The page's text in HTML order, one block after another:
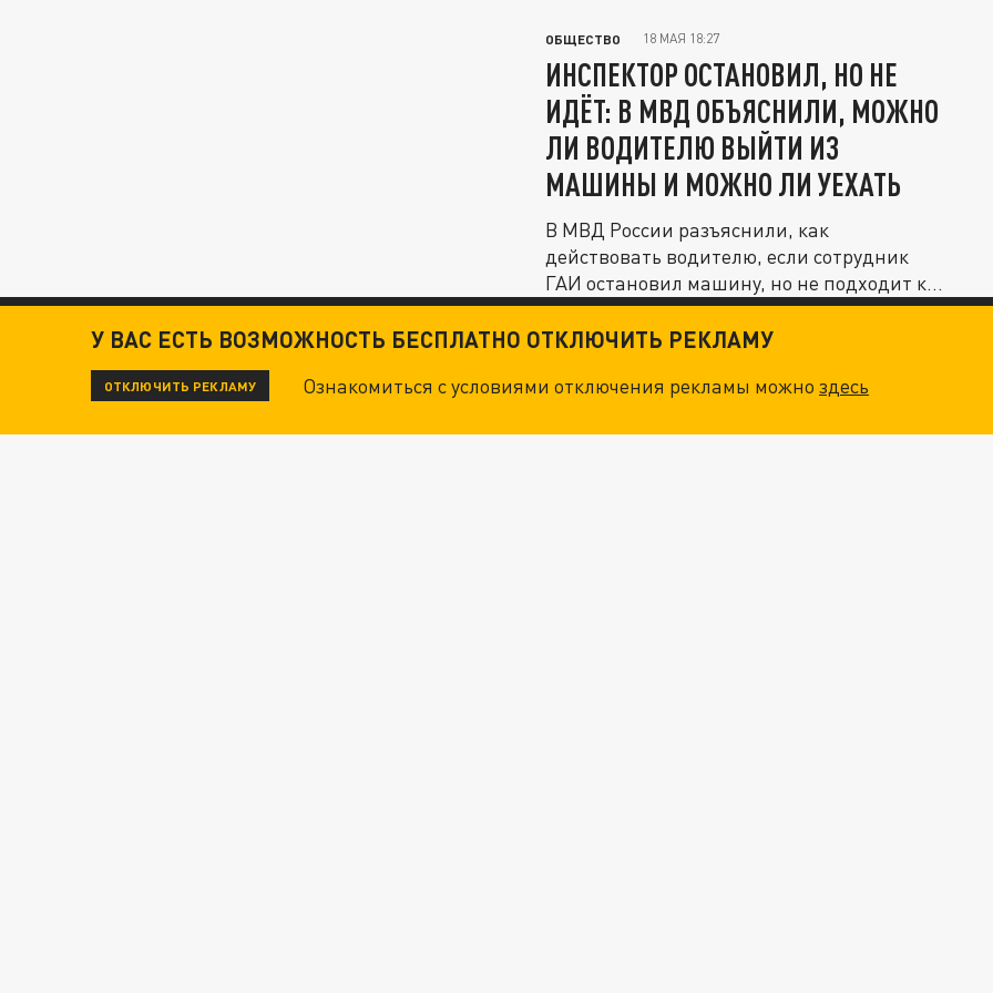
ОБЩЕСТВО 18 МАЯ 18:27
ИНСПЕКТОР ОСТАНОВИЛ, НО НЕ
ИДЁТ: В МВД ОБЪЯСНИЛИ, МОЖНО
ЛИ ВОДИТЕЛЮ ВЫЙТИ ИЗ
МАШИНЫ И МОЖНО ЛИ УЕХАТЬ
В МВД России разъяснили, как
действовать водителю, если сотрудник
ГАИ остановил машину, но не подходит к
ней...
У ВАС ЕСТЬ ВОЗМОЖНОСТЬ БЕСПЛАТНО ОТКЛЮЧИТЬ РЕКЛАМУ
ОТКЛЮЧИТЬ РЕКЛАМУ Ознакомиться с условиями отключения рекламы можноздесь